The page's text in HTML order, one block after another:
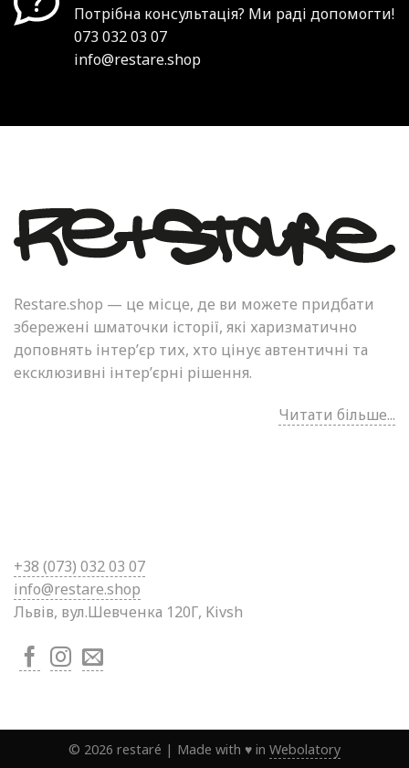
Потрібна консультація? Ми раді допомогти!
073 032 03 07
info@restare.shop
Restare.shop — це місце, де ви можете придбати
збережені шматочки історії, які харизматично
доповнять інтер’єр тих, хто цінує автентичні та
ексклюзивні інтер’єрні рішення.
Читати більше...
+38 (073) 032 03 07
info@restare.shop
Львів, вул.Шевченка 120Г, Kivsh
© 2026 restaré | Made with ♥ in Webolatory